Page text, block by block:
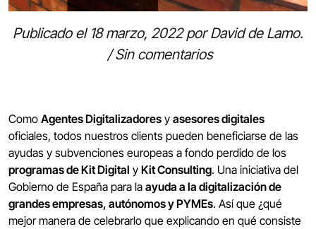
Publicado el 18 marzo, 2022porDavid de Lamo.
/Sin comentarios
Como Agentes Digitalizadores y asesores digitales
oficiales, todos nuestros clients pueden beneficiarse de las
ayudas y subvenciones europeas a fondo perdido de los
programas de Kit Digital y Kit Consulting. Una iniciativa del
Gobierno de España para la ayuda a la digitalización de
grandes empresas, autónomos y PYMEs. Así que ¿qué
mejor manera de celebrarlo que explicando en qué consiste